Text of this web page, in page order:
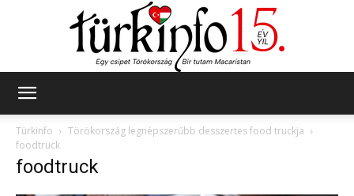
Türkinfo
Törökország legnépszerűbb desszertes food truckja
foodtruck
foodtruck